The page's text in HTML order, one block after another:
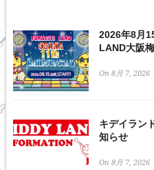
2026年8月
LAND大阪
On 8月 7, 2026
キデイラン
知らせ
On 8月 7, 2026